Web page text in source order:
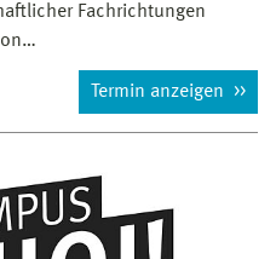
Fachrichtungen
Termin anzeigen